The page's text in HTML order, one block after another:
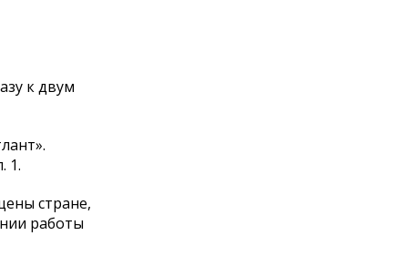
к двум
1.
стране,
работы